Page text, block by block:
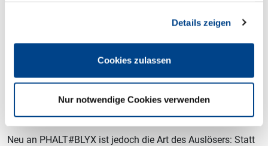
Details zeigen
Cookies zulassen
Nur notwendige Cookies verwenden
Der Missbrauch von Booking.com ist kein Zufall.
Hotelkonten kompromittiert, um Gäste oder Hotelbetreiber
direkt anzuschreiben – etwa mit angeblichen
Sonderwünschen oder Zahlungsproblemen.
Neu an PHALT#BLYX ist jedoch die Art des Auslösers: Statt